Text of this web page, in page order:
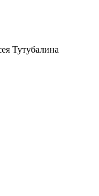
Тутубалина